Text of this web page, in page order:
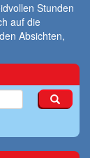
Stunden
auf die
Absichten,